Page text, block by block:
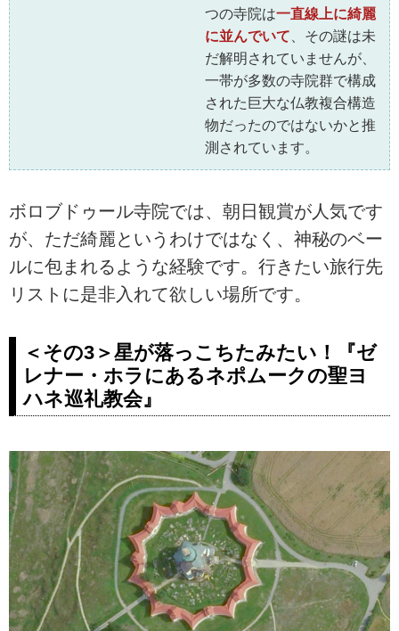
つの寺院は一直線上に綺麗
に並んでいて 、その謎は未
だ解明されていませんが、
一帯が多数の寺院群で構成
された巨大な仏教複合構造
物だったのではないかと推
測されています。
ボロブドゥール寺院では、朝日観賞が人気です
が、ただ綺麗というわけではなく、神秘のベー
ルに包まれるような経験です。行きたい旅行先
リストに是非入れて欲しい場所です。
＜その3＞星が落っこちたみたい！『ゼ
レナー・ホラにあるネポムークの聖ヨ
ハネ巡礼教会』